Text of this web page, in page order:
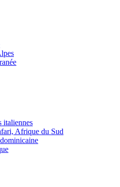
italiennes
Afrique du Sud